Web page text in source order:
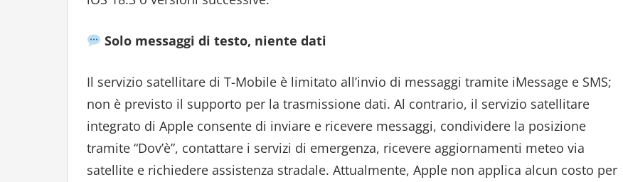
Solo messaggi di testo, niente dati
Il servizio satellitare di T-Mobile è limitato all’invio di messaggi tramite iMessage e SMS;
non è previsto il supporto per la trasmissione dati. Al contrario, il servizio satellitare
integrato di Apple consente di inviare e ricevere messaggi, condividere la posizione
tramite “Dov’è”, contattare i servizi di emergenza, ricevere aggiornamenti meteo via
satellite e richiedere assistenza stradale. Attualmente, Apple non applica alcun costo per